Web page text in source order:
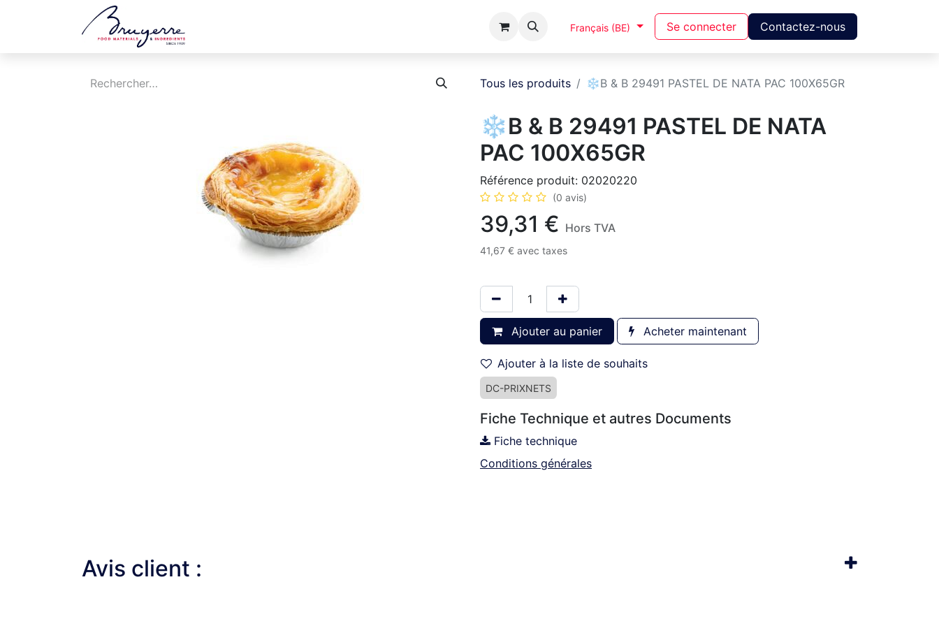
A Propos Français (BE) Se connecter Contactez-nous
Tous les produits ❄️B & B 29491 PASTEL DE NATA PAC 100X65GR
❄️B & B 29491 PASTEL DE NATA
PAC 100X65GR
Référence produit: 02020220
(0 avis)
39,31 € Hors TVA
41,67 € avec taxes
Ajouter au panier Acheter maintenant
Ajouter à la liste de souhaits
DC-PRIXNETS
Fiche Technique et autres Documents
Fiche technique
Conditions générales
Avis client :